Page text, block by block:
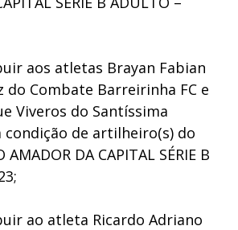
aos atletas Brayan Fabian
do Combate Barreirinha FC e
Viveros do Santíssima
condição de artilheiro(s) do
AMADOR DA CAPITAL SÉRIE B
ao atleta Ricardo Adriano